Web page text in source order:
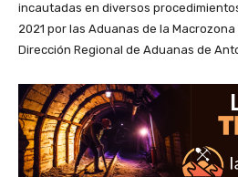
incautadas en diversos
2021 por las Aduanas de la
Dirección Regional de Aduanas de